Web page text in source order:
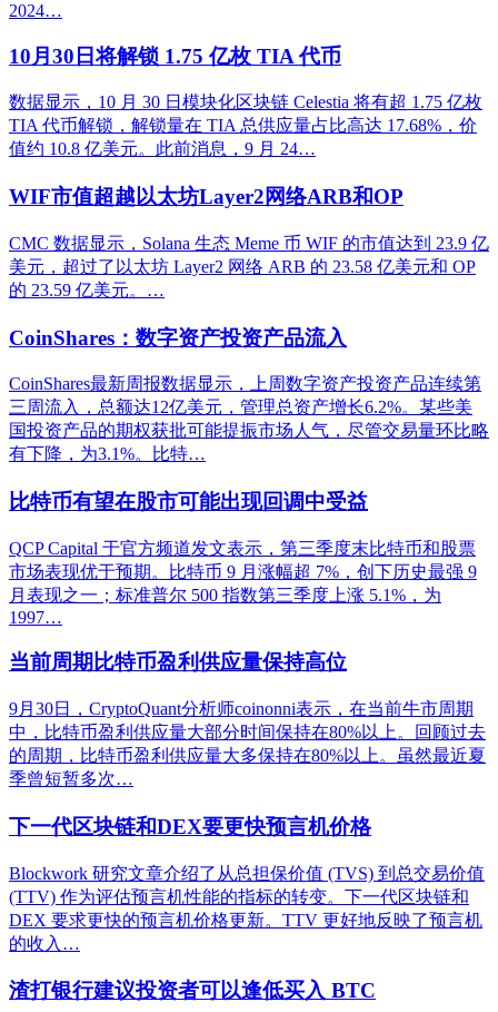
2024…
10月30日将解锁 1.75 亿枚 TIA 代币
数据显示，10 月 30 日模块化区块链 Celestia 将有超 1.75 亿枚
TIA 代币解锁，解锁量在 TIA 总供应量占比高达 17.68%，价
值约 10.8 亿美元。此前消息，9 月 24…
WIF市值超越以太坊Layer2网络ARB和OP
CMC 数据显示，Solana 生态 Meme 币 WIF 的市值达到 23.9 亿
美元，超过了以太坊 Layer2 网络 ARB 的 23.58 亿美元和 OP
的 23.59 亿美元。…
CoinShares：数字资产投资产品流入
CoinShares最新周报数据显示，上周数字资产投资产品连续第
三周流入，总额达12亿美元，管理总资产增长6.2%。某些美
国投资产品的期权获批可能提振市场人气，尽管交易量环比略
有下降，为3.1%。比特…
比特币有望在股市可能出现回调中受益
QCP Capital 于官方频道发文表示，第三季度末比特币和股票
市场表现优于预期。比特币 9 月涨幅超 7%，创下历史最强 9
月表现之一；标准普尔 500 指数第三季度上涨 5.1%，为
1997…
当前周期比特币盈利供应量保持高位
9月30日，CryptoQuant分析师coinonni表示，在当前牛市周期
中，比特币盈利供应量大部分时间保持在80%以上。回顾过去
的周期，比特币盈利供应量大多保持在80%以上。虽然最近夏
季曾短暂多次…
下一代区块链和DEX要更快预言机价格
Blockwork 研究文章介绍了从总担保价值 (TVS) 到总交易价值
(TTV) 作为评估预言机性能的指标的转变。下一代区块链和
DEX 要求更快的预言机价格更新。TTV 更好地反映了预言机
的收入…
渣打银行建议投资者可以逢低买入 BTC